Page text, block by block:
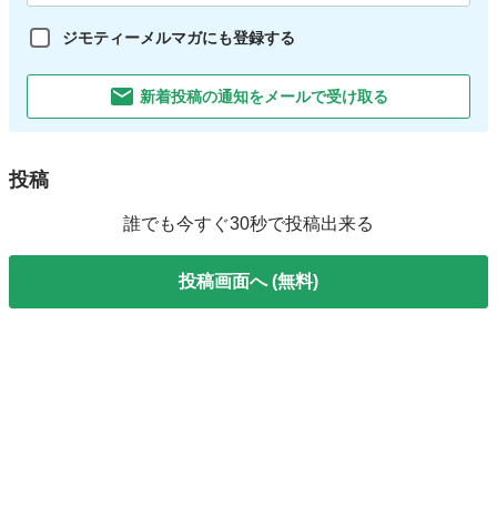
ジモティーメルマガにも登録する
新着投稿の通知をメールで受け取る
投稿
誰でも今すぐ30秒で投稿出来る
投稿画面へ (無料)